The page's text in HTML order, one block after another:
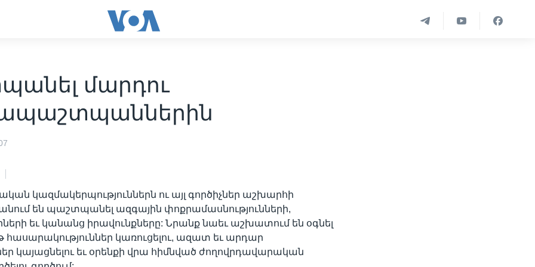
մարդու
կազմակերպություններն ու այլ գործիչներ աշխարհի
են պաշտպանել ազգային փոքրամասնությունների,
եւ կանանց իրավունքները: Նրանք նաեւ աշխատում են օգնել
կառուցելու, ազատ եւ արդար
կայացնելու եւ օրենքի վրա հիմնված ժողովրդավարական